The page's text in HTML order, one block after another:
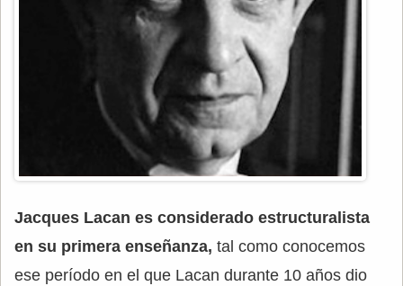
Jacques Lacan es considerado estructuralista
en su primera enseñanza, tal como conocemos
ese período en el que Lacan durante 10 años dio